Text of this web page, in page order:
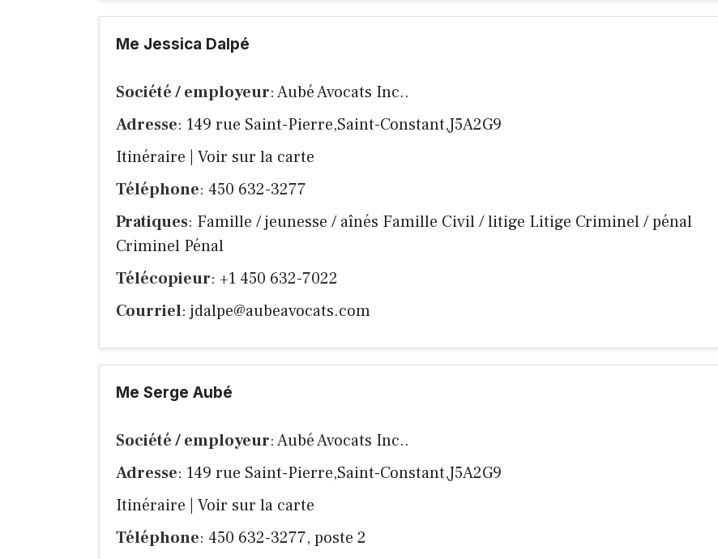
Me Jessica Dalpé
Société / employeur: Aubé Avocats Inc..
Adresse: 149 rue Saint-Pierre,Saint-Constant,J5A2G9
Itinéraire
Voir sur la carte
Téléphone: 450 632-3277
Pratiques: Famille / jeunesse / aînés Famille Civil / litige Litige Criminel / pénal
Criminel Pénal
Télécopieur: +1 450 632-7022
Courriel:jdalpe@aubeavocats.com
Me Serge Aubé
Société / employeur: Aubé Avocats Inc..
Adresse: 149 rue Saint-Pierre,Saint-Constant,J5A2G9
Itinéraire
Voir sur la carte
Téléphone: 450 632-3277, poste 2